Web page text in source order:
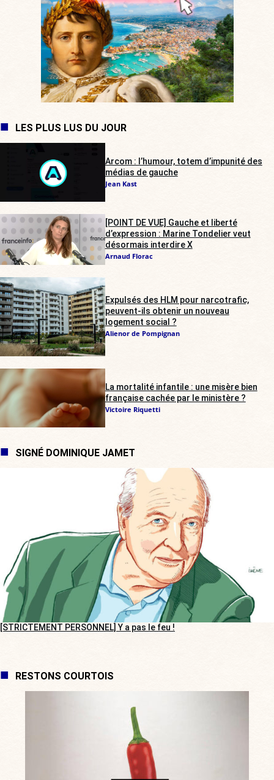
LES PLUS LUS DU JOUR
Arcom : l’humour, totem d’impunité des
médias de gauche
Jean Kast
[POINT DE VUE] Gauche et liberté
d’expression : Marine Tondelier veut
désormais interdire X
Arnaud Florac
Expulsés des HLM pour narcotrafic,
peuvent-ils obtenir un nouveau
logement social ?
Alienor de Pompignan
La mortalité infantile : une misère bien
française cachée par le ministère ?
Victoire Riquetti
SIGNÉ DOMINIQUE JAMET
[STRICTEMENT PERSONNEL] Y a pas le feu !
RESTONS COURTOIS